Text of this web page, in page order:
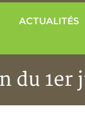
ACTUALITÉS
du 1er